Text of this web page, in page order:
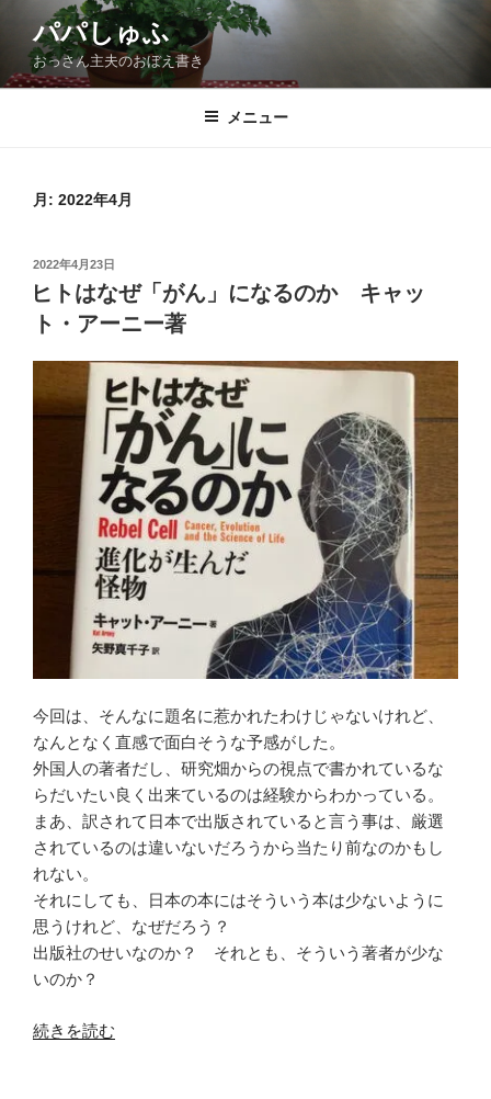
ン
パパしゅふ
おっさん主夫のおぼえ書き
メニュー
月: 2022年4月
投
稿
日:
2022年4月23日
ヒトはなぜ「がん」になるのか キャッ
ト・アーニー著
今回は、そんなに題名に惹かれたわけじゃないけれど、
なんとなく直感で面白そうな予感がした。
外国人の著者だし、研究畑からの視点で書かれているな
らだいたい良く出来ているのは経験からわかっている。
まあ、訳されて日本で出版されていると言う事は、厳選
されているのは違いないだろうから当たり前なのかもし
れない。
それにしても、日本の本にはそういう本は少ないように
思うけれど、なぜだろう？
出版社のせいなのか？ それとも、そういう著者が少な
いのか？
“ヒ
続きを読む